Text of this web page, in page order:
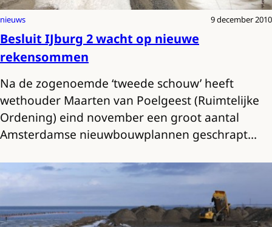
nieuws 9 december 2010
Besluit IJburg 2 wacht op nieuwe
rekensommen
Na de zogenoemde ‘tweede schouw’ heeft
wethouder Maarten van Poelgeest (Ruimtelijke
Ordening) eind november een groot aantal
Amsterdamse nieuwbouwplannen geschrapt…